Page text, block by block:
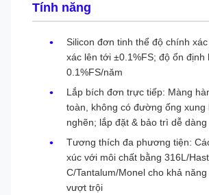
Tính năng
Silicon đơn tinh thể độ chính
xác lên tới ±0.1%FS; độ ổn định
0.1%FS/năm
Lắp bích đơn trực tiếp: Màng
toàn, không có đường ống xung
nghẽn; lắp đặt & bảo trì dễ dàng
Tương thích đa phương tiện:
xúc với môi chất bằng 316L/
C/Tantalum/Monel cho khả
vượt trội